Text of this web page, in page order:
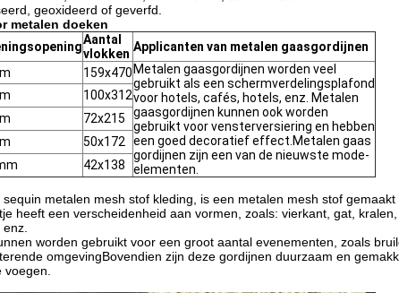
geoxideerd of geverfd.
metalen doeken
Aantal
vlokken Applicanten van metalen gaasgordijnen
159x470 Metalen gaasgordijnen worden veel
gebruikt als een schermverdelingsplafond
voor hotels, cafés, hotels, enz. Metalen
gaasgordijnen kunnen ook worden
gebruikt voor vensterversiering en hebben
een goed decoratief effect.Metalen gaas
gordijnen zijn een van de nieuwste mode-
elementen.
100x312
72x215
50x172
42x138
metalen mesh stof kleding, is een metalen mesh stof
heeft een verscheidenheid aan vormen, zoals: vierkant, gat,
worden gebruikt voor een groot aantal evenementen, zoals
omgevingBovendien zijn deze gordijnen duurzaam en